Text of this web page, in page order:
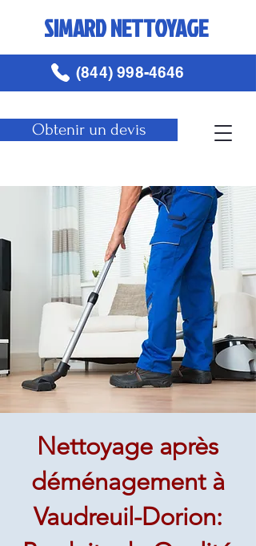
SIMARD NETTOYAGE
Obtenir un devis
(844) 998-4646
Nettoyage après
déménagement à
Vaudreuil-Dorion: